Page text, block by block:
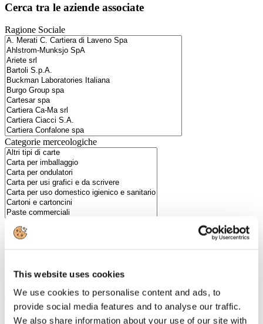
This website uses cookies
We use cookies to personalise content and ads, to
provide social media features and to analyse our traffic.
We also share information about your use of our site with
Cerca tra le aziende associate
Ragione Sociale
Categorie merceologiche
Milano
Bastioni di Porta Volta, 7 - 20121 Milano
Tel. +39 02-290.03018 r.a
Fax. +39 02-290.033.96